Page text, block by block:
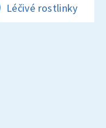
Léčivé rostlinky